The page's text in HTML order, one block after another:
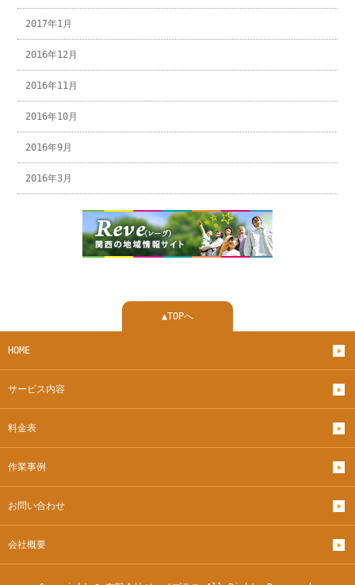
2017年1月
2016年12月
2016年11月
2016年10月
2016年9月
2016年3月
▲TOPへ
HOME
サービス内容
料金表
作業事例
お問い合わせ
会社概要